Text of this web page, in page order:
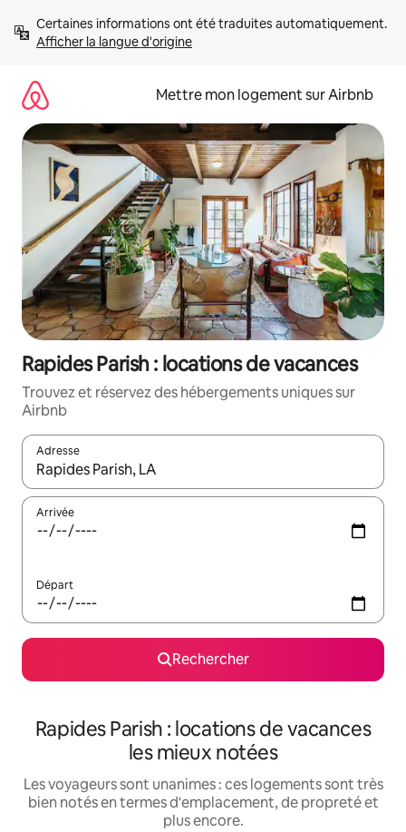
directement
Afficher la langue d'origine
Mettre mon logement sur Airbnb
Rapides Parish : locations de vacances
Trouvez et réservez des hébergements uniques sur
Airbnb
Adresse
Lorsque les résultats s'affichent, utilisez les flèches vers le
Arrivée
Départ
Rechercher
Rapides Parish : locations de vacances
les mieux notées
Les voyageurs sont unanimes : ces logements sont très
bien notés en termes d'emplacement, de propreté et
plus encore.